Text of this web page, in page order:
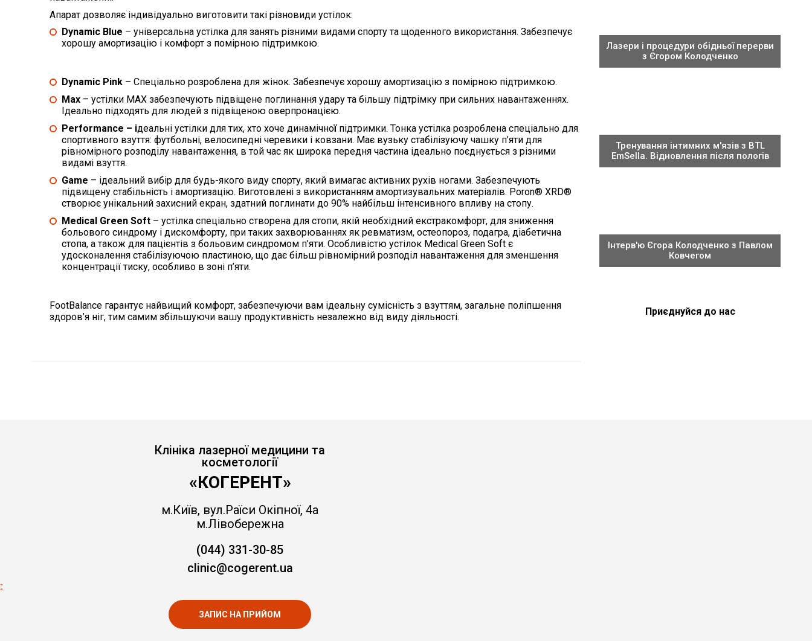
Апарат дозволяє індивідуально виготовити такі різновиди устілок:
Dynamic Blue – універсальна устілка для занять різними видами спорту та щоденного використання. Забезпечує
хорошу амортизацію і комфорт з помірною підтримкою.
Dynamic Pink – Спеціально розроблена для жінок. Забезпечує хорошу амортизацію з помірною підтримкою.
Max – устілки MAX забезпечують підвіщене поглинання удару та більшу підтрімку при сильних навантаженнях.
Ідеально підходять для людей з підвіщеною оверпронацією.
Performance – ідеальні устілки для тих, хто хоче динамічноїпідтримки. Тонка устілка розроблена спеціально для
спортивного взуття: футбольні, велосипедні черевики і ковзани. Має вузьку стабілізуючу чашку п’яти для
рівномірного розподілу навантаження, в той час як широка передня частина ідеально поєднується з різними
видамі взуття.
Game – ідеальний вибір для будь-якого виду спорту, який вимагає активних рухів ногами. Забезпечують
підвищену стабільність і амортизацію. Виготовлені з використанням амортизувальних матеріалів. Poron® XRD®
створює унікальний захисний екран, здатний поглинати до 90% найбільш інтенсивного впливу на стопу.
Medical Green Soft – устілка спеціально створена для стопи, якій необхідний екстракомфорт, для зниження
больового синдрому і дискомфорту, при таких захворюваннях як ревматизм, остеопороз, подагра, діабетична
стопа, а також для пацієнтів з больовим синдромом п’яти. Особливістю устілок Medical Green Soft є
удосконалення стабілізуючою пластиною, що дає більш рівномірний розподіл навантаження для зменшення
концентрації тиску, особливо в зоні п’яти.
FootBalance гарантує найвищий комфорт, забезпечуючи вам ідеальну сумісність з взуттям, загальне поліпшення
здоров’я ніг, тим самим збільшуючи вашу продуктивність незалежно від виду діяльності.
Лазери і процедури обідньої перерви
з Єгором Колодченко
Тренування інтимних м'язів з BTL
EmSella. Відновлення після пологів
Інтерв'ю Єгора Колодченко з Павлом
Ковчегом
Приєднуйся до нас
Клініка лазерної медицини та
косметології
«КОГЕРЕНТ»
м.Київ, вул.Раїси Окіпної, 4а
м.Лівобережна
(044) 331-30-85
clinic@cogerent.ua
ЗАПИС НА ПРИЙОМ